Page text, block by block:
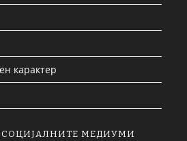
карактер
СОЦИЈАЛНИТЕ МЕДИУМИ